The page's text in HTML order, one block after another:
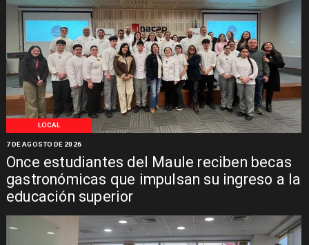
LOCAL
Once estudiantes del Maule reciben becas
gastronómicas que impulsan su ingreso a la
educación superior
7 DE AGOSTO DE 2026